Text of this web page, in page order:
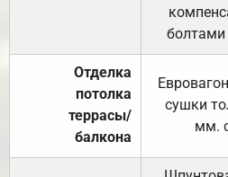
болтами
Отделка
потолка
террасы/
балкона
сушки
мм.